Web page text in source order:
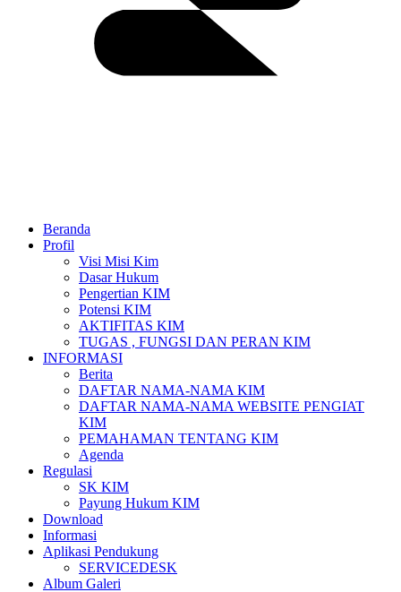
Beranda
Profil
Visi Misi Kim
Dasar Hukum
Pengertian KIM
Potensi KIM
AKTIFITAS KIM
TUGAS , FUNGSI DAN PERAN KIM
INFORMASI
Berita
DAFTAR NAMA-NAMA KIM
DAFTAR NAMA-NAMA WEBSITE PENGIAT
KIM
PEMAHAMAN TENTANG KIM
Agenda
Regulasi
SK KIM
Payung Hukum KIM
Download
Informasi
Aplikasi Pendukung
SERVICEDESK
Album Galeri